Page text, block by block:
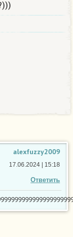
alexfuzzy2009
Ответить
17.06.2024 | 15:18